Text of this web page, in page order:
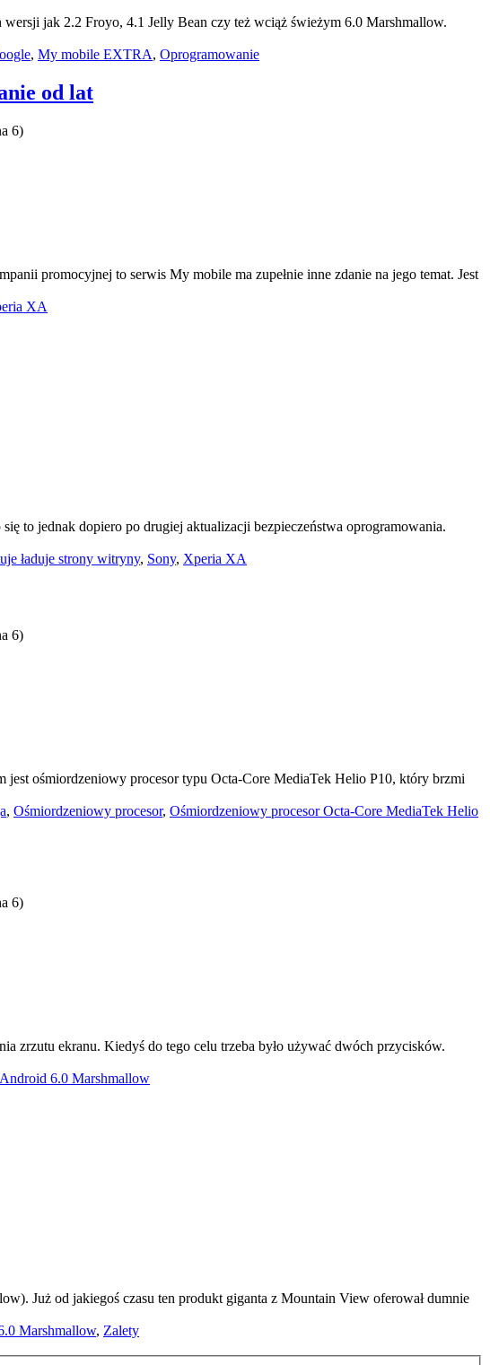
wersji jak 2.2 Froyo, 4.1 Jelly Bean czy też wciąż świeżym 6.0 Marshmallow.
, My mobile EXTRA, Oprogramowanie
od lat
6)
promocyjnej to serwis My mobile ma zupełnie inne zdanie na jego temat. Jest
XA
to jednak dopiero po drugiej aktualizacji bezpieczeństwa oprogramowania.
ładuje strony witryny, Sony, Xperia XA
6)
jest ośmiordzeniowy procesor typu Octa-Core MediaTek Helio P10, który brzmi
, Ośmiordzeniowy procesor, Ośmiordzeniowy procesor Octa-Core MediaTek Helio
6)
zrzutu ekranu. Kiedyś do tego celu trzeba było używać dwóch przycisków.
6.0 Marshmallow
Już od jakiegoś czasu ten produkt giganta z Mountain View oferował dumnie
Marshmallow, Zalety